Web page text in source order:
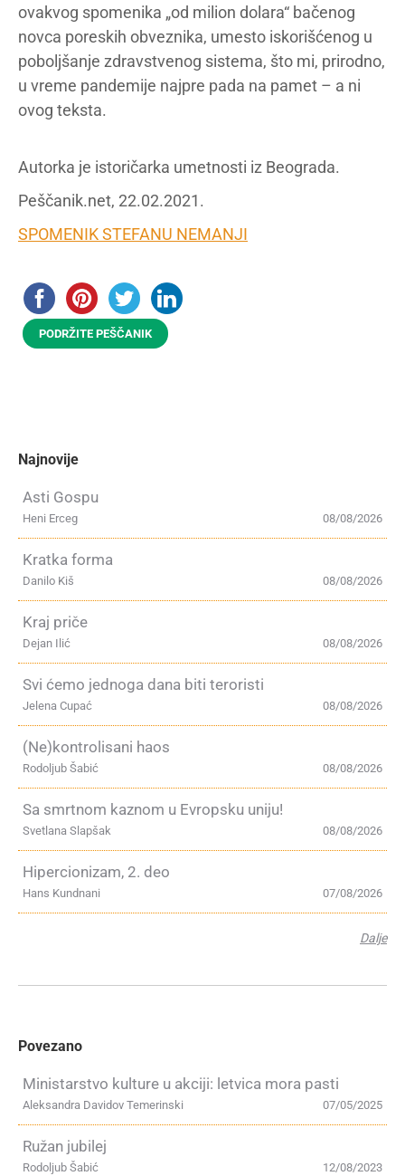
ovakvog spomenika „od milion dolara“ bačenog
novca poreskih obveznika, umesto iskorišćenog u
poboljšanje zdravstvenog sistema, što mi, prirodno,
u vreme pandemije najpre pada na pamet – a ni
ovog teksta.
Autorka je istoričarka umetnosti iz Beograda.
Peščanik.net, 22.02.2021.
SPOMENIK STEFANU NEMANJI
PODRŽITE PEŠČANIK
Najnovije
Asti Gospu
08/08/2026
Heni Erceg
Kratka forma
08/08/2026
Danilo Kiš
Kraj priče
08/08/2026
Dejan Ilić
Svi ćemo jednoga dana biti teroristi
08/08/2026
Jelena Cupać
(Ne)kontrolisani haos
08/08/2026
Rodoljub Šabić
Sa smrtnom kaznom u Evropsku uniju!
08/08/2026
Svetlana Slapšak
Hipercionizam, 2. deo
07/08/2026
Hans Kundnani
Dalje
Povezano
Ministarstvo kulture u akciji: letvica mora pasti
07/05/2025
Aleksandra Davidov Temerinski
Ružan jubilej
12/08/2023
Rodoljub Šabić